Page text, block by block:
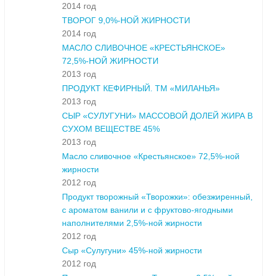
2014 год
ТВОРОГ 9,0%-НОЙ ЖИРНОСТИ
2014 год
МАСЛО СЛИВОЧНОЕ «КРЕСТЬЯНСКОЕ»
72,5%-НОЙ ЖИРНОСТИ
2013 год
ПРОДУКТ КЕФИРНЫЙ. ТМ «МИЛАНЬЯ»
2013 год
СЫР «СУЛУГУНИ» МАССОВОЙ ДОЛЕЙ ЖИРА В
СУХОМ ВЕЩЕСТВЕ 45%
2013 год
Масло сливочное «Крестьянское» 72,5%-ной
жирности
2012 год
Продукт творожный «Творожки»: обезжиренный,
с ароматом ванили и с фруктово-ягодными
наполнителями 2,5%-ной жирности
2012 год
Сыр «Сулугуни» 45%-ной жирности
2012 год